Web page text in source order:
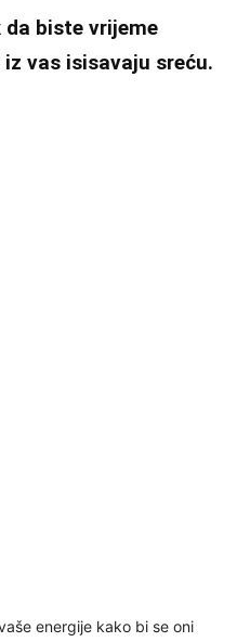
biste vrijeme
vas isisavaju sreću.
energije kako bi se oni